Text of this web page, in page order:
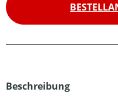
Beschreibung